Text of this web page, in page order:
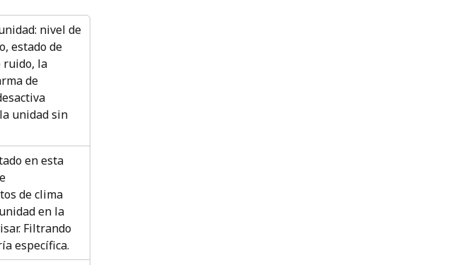
nivel de
estado de
ruido, la
de
unidad sin
en esta
de clima
en la
Filtrando
específica.